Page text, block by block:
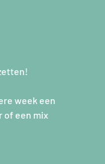
week een
of een mix